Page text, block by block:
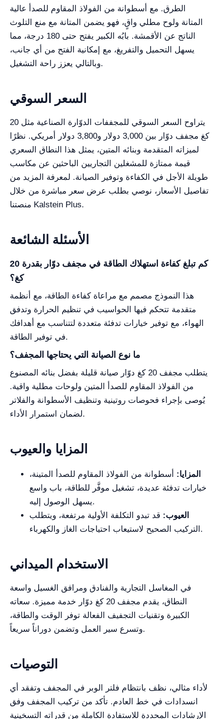
الطرق. مع أسطوانة من الفولاذ المقاوم للصدأ عالية
المتانة ولوح مطلي واقٍ، فهو يضمن المتانة مع منع التلوث
الناتج عن الأقمشة. بابُه الكبير يفتح حتى 180 درجة، مما
يسهل التحميل والتفريغ، مع إمكانية الفتح من أي جانب،
وبالتالي يعزز راحة التشغيل.
السعر السوقي
يتراوح السعر السوقي للمجففات الدوّارة الصناعية مثل 20
كغ مجفف دوّار بين 3,000 دولار و3,800 دولار أمريكي. نظرًا
لميزاته المتقدمة وبنائه المتين، يمثل هذا النطاق السعري
قيمة ممتازة للمشغلين التجاريين الباحثين عن مكاسب
طويلة الأجل في الكفاءة وتوفير الصيانة. لمعرفة المزيد من
تفاصيل الأسعار، نوصي بطلب عرض سعر مباشرة من خلال
منصتنا Kalstein Plus.
الأسئلة الشائعة
كم تبلغ كفاءة استهلاك الطاقة في مجفف دوّار بقدرة 20
كغ؟
هذا النموذج مصمم مع مراعاة كفاءة الطاقة، مع أنظمة
متقدمة تتحكم فيها الحواسيب في تنظيم الحرارة وتدفق
الهواء، مع توفير خيارات تدفئة متعددة لتتناسب مع أهدافك
في توفير الطاقة.
ما نوع الصيانة التي يحتاجها المجفف؟
يتطلب مجفف 20 كغ دوّار صيانة قليلة بفضل بنائه المصنوع
من الفولاذ المقاوم للصدأ المتين ولوحات مطلية واقية.
يُوصى بإجراء فحوصات روتينية وتنظيف الأسطوانة والفلاتر
لضمان استمرار الأداء.
المزايا والعيوب
المزايا: أسطوانة من الفولاذ المقاوم للصدأ المتينة،
خيارات تدفئة عديدة، تشغيل موفَّر للطاقة، باب واسع
يسهل الوصول إليه.
العيوب: قد تبدو التكلفة الأولية مرتفعة، ويتطلب
التركيب الصحيح لاستيعاب احتياجات الغاز والكهرباء.
الاستخدام الميداني
في المغاسل التجارية والفنادق ومرافق الغسيل واسعة
النطاق، يقدم مجفف 20 كغ دوّار خدمة مميزة. سعاته
الكبيرة وتقنيات التجفيف الفعالة توفر الوقت والطاقة،
وتسرع سير العمل وتضمن دوراناً سريعاً.
التوصيات
لأداء مثالي، نظف بانتظام فلتر الوبر في المجفف وتفقد أي
انسدادات في خط العادم. تأكد من تركيب المجفف وفق
الإرشادات المحددة للاستفادة الكاملة من قدراته التسخينية